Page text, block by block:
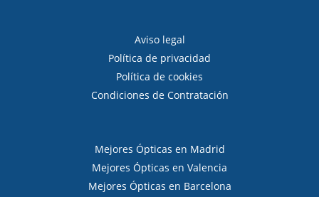
Aviso legal
Política de privacidad
Política de cookies
Condiciones de Contratación
Mejores Ópticas en Madrid
Mejores Ópticas en Valencia
Mejores Ópticas en Barcelona